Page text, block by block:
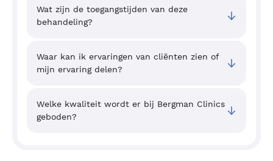
Wat zijn de toegangstijden van deze
behandeling?
Waar kan ik ervaringen van cliënten zien of
mijn ervaring delen?
Welke kwaliteit wordt er bij Bergman Clinics
geboden?